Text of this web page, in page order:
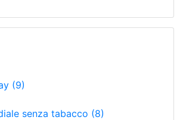
(9)
senza tabacco (8)